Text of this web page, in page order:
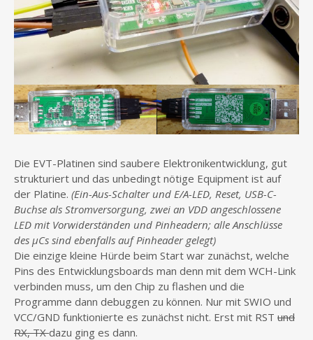
Die EVT-Platinen sind saubere Elektronikentwicklung, gut
strukturiert und das unbedingt nötige Equipment ist auf
der Platine. (Ein-Aus-Schalter und E/A-LED, Reset, USB-C-
Buchse als Stromversorgung, zwei an VDD angeschlossene
LED mit Vorwiderständen und Pinheadern; alle Anschlüsse
des µCs sind ebenfalls auf Pinheader gelegt)
Die einzige kleine Hürde beim Start war zunächst, welche
Pins des Entwicklungsboards man denn mit dem WCH-Link
verbinden muss, um den Chip zu flashen und die
Programme dann debuggen zu können. Nur mit SWIO und
VCC/GND funktionierte es zunächst nicht. Erst mit RST und
RX, TXdazu ging es dann.